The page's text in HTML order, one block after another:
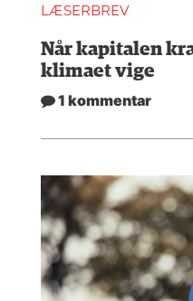
LÆSERBREV
Når kapitalen
klimaet vige
1 kommentar